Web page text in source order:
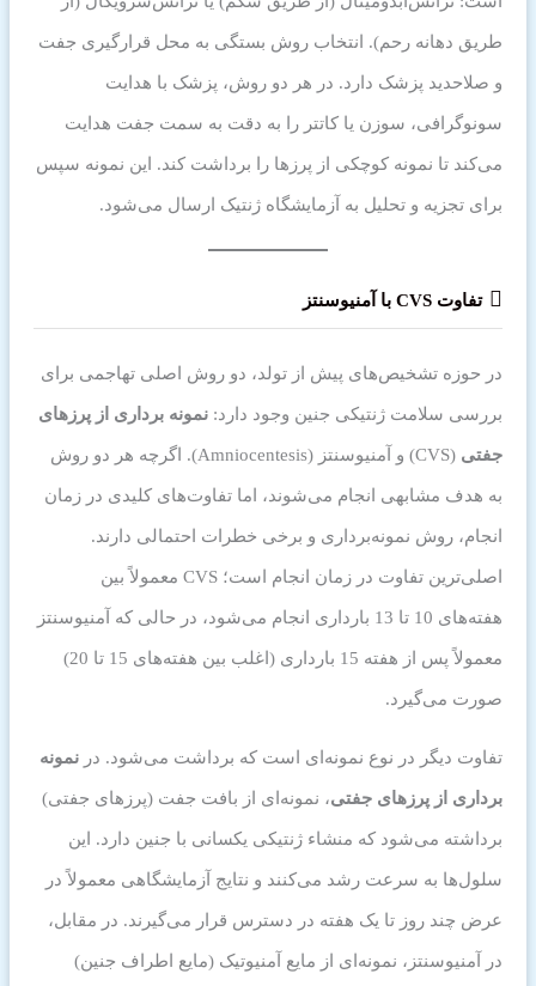
طریق دهانه رحم). انتخاب روش بستگی به محل قرارگیری جفت
و صلاحدید پزشک دارد. در هر دو روش، پزشک با هدایت
سونوگرافی، سوزن یا کاتتر را به دقت به سمت جفت هدایت
می‌کند تا نمونه کوچکی از پرزها را برداشت کند. این نمونه سپس
برای تجزیه و تحلیل به آزمایشگاه ژنتیک ارسال می‌شود.
تفاوت CVS با آمنیوسنتز
در حوزه تشخیص‌های پیش از تولد، دو روش اصلی تهاجمی برای
بررسی سلامت ژنتیکی جنین وجود دارد:نمونه برداری از پرزهای
جفتی (CVS) و آمنیوسنتز (Amniocentesis). اگرچه هر دو روش
به هدف مشابهی انجام می‌شوند، اما تفاوت‌های کلیدی در زمان
انجام، روش نمونه‌برداری و برخی خطرات احتمالی دارند.
اصلی‌ترین تفاوت در زمان انجام است؛ CVS معمولاً بین
هفته‌های 10 تا 13 بارداری انجام می‌شود، در حالی که آمنیوسنتز
معمولاً پس از هفته 15 بارداری (اغلب بین هفته‌های 15 تا 20)
صورت می‌گیرد.
تفاوت دیگر در نوع نمونه‌ای است که برداشت می‌شود. درنمونه
برداری از پرزهای جفتی، نمونه‌ای از بافت جفت (پرزهای جفتی)
برداشته می‌شود که منشاء ژنتیکی یکسانی با جنین دارد. این
سلول‌ها به سرعت رشد می‌کنند و نتایج آزمایشگاهی معمولاً در
عرض چند روز تا یک هفته در دسترس قرار می‌گیرند. در مقابل،
در آمنیوسنتز، نمونه‌ای از مایع آمنیوتیک (مایع اطراف جنین)